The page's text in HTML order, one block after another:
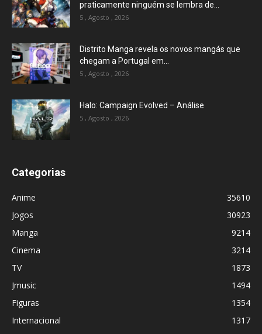
praticamente ninguém se lembra de...
5 , Agosto , 2026
Distrito Manga revela os novos mangás que
chegam a Portugal em...
5 , Agosto , 2026
Halo: Campaign Evolved – Análise
5 , Agosto , 2026
Categorias
Anime
35610
Jogos
30923
Manga
9214
Cinema
3214
TV
1873
Jmusic
1494
Figuras
1354
Internacional
1317